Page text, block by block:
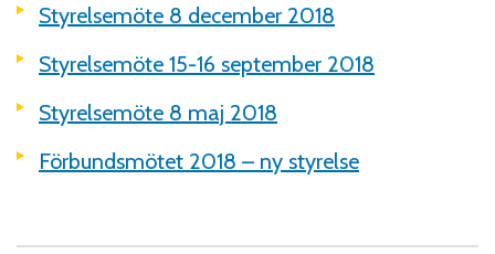
Styrelsemöte 8 december 2018
Styrelsemöte 15-16 september 2018
Styrelsemöte 8 maj 2018
Förbundsmötet 2018 – ny styrelse